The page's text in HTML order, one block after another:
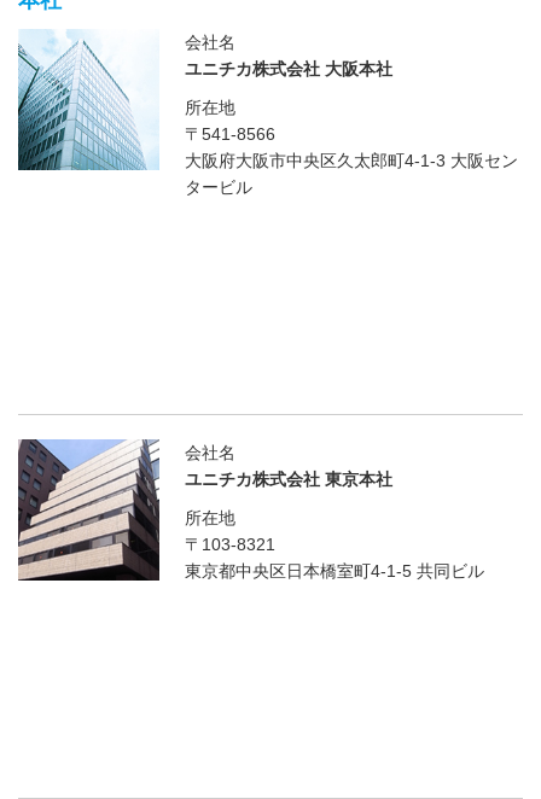
会社名
ユニチカ株式会社 大阪本社
所在地
〒541-8566
大阪府大阪市中央区久太郎町4-1-3 大阪セン
タービル
会社名
ユニチカ株式会社 東京本社
所在地
〒103-8321
東京都中央区日本橋室町4-1-5 共同ビル